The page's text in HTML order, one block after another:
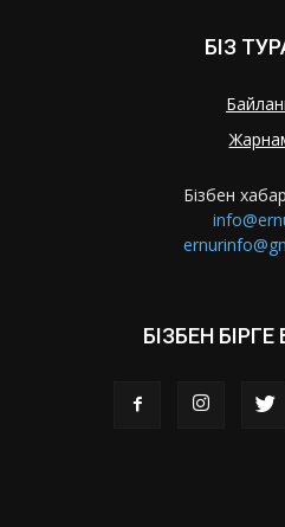
БІЗ
Бізбен
БІЗБЕН